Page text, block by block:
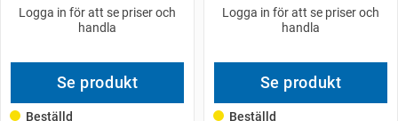
Logga in för att se priser och
handla
Se produkt
Beställd
Logga in för att se priser och
handla
Se produkt
Beställd